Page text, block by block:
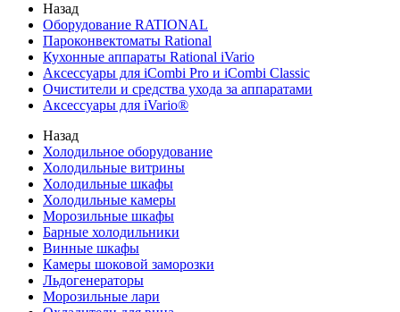
Назад
Оборудование RATIONAL
Пароконвектоматы Rational
Кухонные аппараты Rational iVario
Аксессуары для iCombi Pro и iCombi Classic
Очистители и средства ухода за аппаратами
Аксессуары для iVario®
Назад
Холодильное оборудование
Холодильные витрины
Холодильные шкафы
Холодильные камеры
Морозильные шкафы
Барные холодильники
Винные шкафы
Камеры шоковой заморозки
Льдогенераторы
Морозильные лари